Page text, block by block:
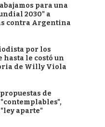
para una
2030" a
contra Argentina
por los
hasta le costó un
de Willy Viola
de
aparte"